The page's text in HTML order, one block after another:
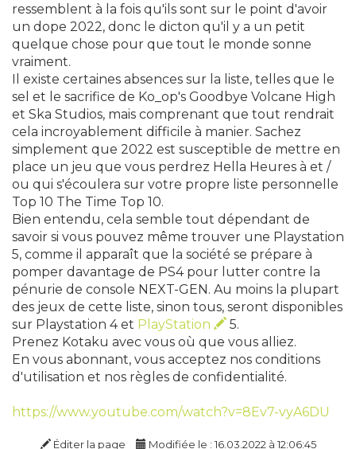
ressemblent à la fois qu'ils sont sur le point d'avoir
un dope 2022, donc le dicton qu'il y a un petit
quelque chose pour que tout le monde sonne
vraiment.
Il existe certaines absences sur la liste, telles que le
sel et le sacrifice de Ko_op's Goodbye Volcane High
et Ska Studios, mais comprenant que tout rendrait
cela incroyablement difficile à manier. Sachez
simplement que 2022 est susceptible de mettre en
place un jeu que vous perdrez Hella Heures à et /
ou qui s'écoulera sur votre propre liste personnelle
Top 10 The Time Top 10.
Bien entendu, cela semble tout dépendant de
savoir si vous pouvez même trouver une Playstation
5, comme il apparaît que la société se prépare à
pomper davantage de PS4 pour lutter contre la
pénurie de console NEXT-GEN. Au moins la plupart
des jeux de cette liste, sinon tous, seront disponibles
sur Playstation 4 et PlayStation
5.
Prenez Kotaku avec vous où que vous alliez.
En vous abonnant, vous acceptez nos conditions
d'utilisation et nos règles de confidentialité.
https://www.youtube.com/watch?v=8Ev7-vyA6DU
Éditer la page Modifiée le : 16.03.2022 à 12:06:45